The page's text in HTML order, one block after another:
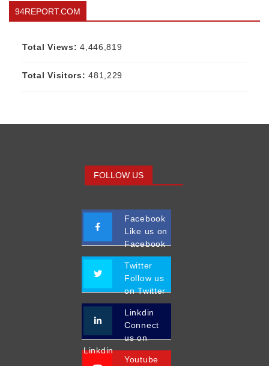
94REPORT.COM
Total Views:4,446,819
Total Visitors:481,229
FOLLOW US
Facebook
Like us on
Facebook
Twitter
Follow us
on Twitter
Linkdin
Connect
us on
Linkdin
Youtube